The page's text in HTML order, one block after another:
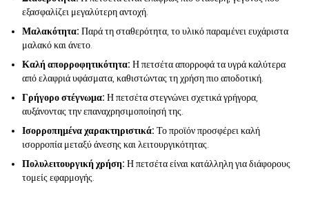
εξασφαλίζει μεγαλύτερη αντοχή.
Μαλακότητα: Παρά τη σταθερότητα, το υλικό παραμένει ευχάριστα
μαλακό και άνετο.
Καλή απορροφητικότητα: Η πετσέτα απορροφά τα υγρά καλύτερα
από ελαφριά υφάσματα, καθιστώντας τη χρήση πιο αποδοτική.
Γρήγορο στέγνωμα: Η πετσέτα στεγνώνει σχετικά γρήγορα,
αυξάνοντας την επαναχρησιμοποίησή της.
Ισορροπημένα χαρακτηριστικά: Το προϊόν προσφέρει καλή
ισορροπία μεταξύ άνεσης και λειτουργικότητας.
Πολυλειτουργική χρήση: Η πετσέτα είναι κατάλληλη για διάφορους
τομείς εφαρμογής.